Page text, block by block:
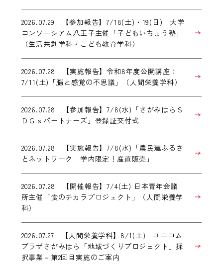
2026.07.29 【参加報告】7/18(土)・19(日) 大学
コンソーシアム八王子主催「子どもいちょう塾」
（生活共創学科・こども教育学科）
2026.07.28 【実施報告】令和8年度公開講座：
7/11(土)「脳と感覚の不思議」（人間栄養学科）
2026.07.28 【参加報告】7/8(水)「さがみはらＳ
ＤＧｓパートナーズ」登録証交付式
2026.07.28 【実施報告】7/8(水)「農民連ふるさ
とネットワーク 学内限定！産直販売」
2026.07.28 【開催報告】7/4(土) 日本青年会議
所主催「食のチカラプロジェクト」（人間栄養学
科）
2026.07.27 【人間栄養学科】8/1(土) ユニコム
プラザさがみはら「地域づくりプロジェクト」採
択事業－第2回目実施のご案内